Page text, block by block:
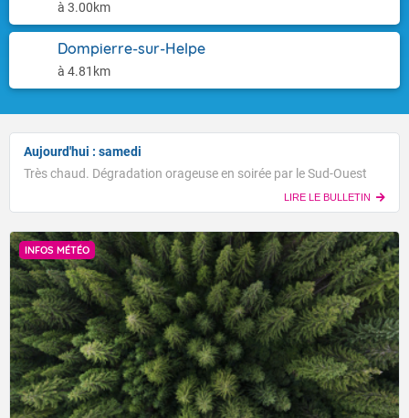
à 3.00km
Dompierre-sur-Helpe
à 4.81km
Aujourd'hui : samedi
Très chaud. Dégradation orageuse en soirée par le Sud-Ouest
LIRE LE BULLETIN
INFOS MÉTÉO